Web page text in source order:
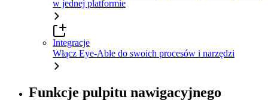
w jednej platformie
Integracje
Włącz Eye-Able do swoich procesów i narzędzi
Funkcje pulpitu nawigacyjnego